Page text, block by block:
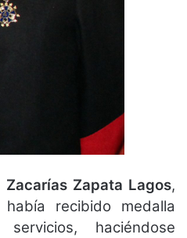
Zacarías Zapata Lagos,
recibido medalla
haciéndose